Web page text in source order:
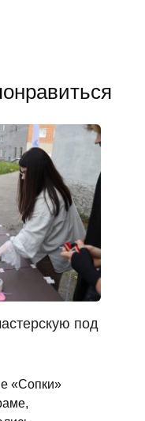
под
«Сопки»